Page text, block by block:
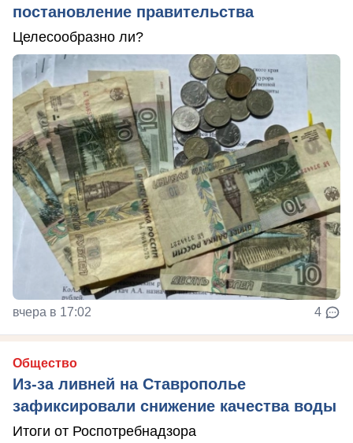
постановление правительства
Целесообразно ли?
вчера в 17:02 4
Общество
Из-за ливней на Ставрополье
зафиксировали снижение качества воды
Итоги от Роспотребнадзора